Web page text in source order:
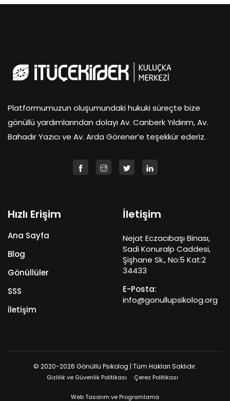
Platformumuzun oluşumundaki hukuki süreçte bize
gönüllü yardımlarından dolayı Av. Canberk Yıldırım, Av.
Bahadır Yazıcı ve Av. Arda Görener’e teşekkür ederiz.
Hızlı Erişim
Ana Sayfa
Blog
Gönüllüler
SSS
İletişim
İletişim
Nejat Eczacıbaşı Binası,
Sadi Konuralp Caddesi,
Şişhane Sk., No:5 Kat:2
34433
E-Posta:
info@gonullupsikolog.org
© 2020-2026 Gönüllü Psikolog | Tüm Hakları Saklıdır.
Gizlilik ve Güvenlik Politikası Çerez Politikası
Web Tasarım ve Programlama